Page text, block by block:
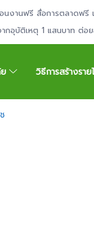
นงานฟรี สื่อการตลาดฟรี
กอุบัติเหตุ 1 แสนบาท ต่อ
ย วิธีการสร้างรา